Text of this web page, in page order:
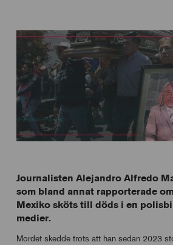
Journalisten Alejandro Alfredo
som bland annat rapporterade
Mexiko sköts till döds i en
medier.
Mordet skedde trots att han sedan 2023